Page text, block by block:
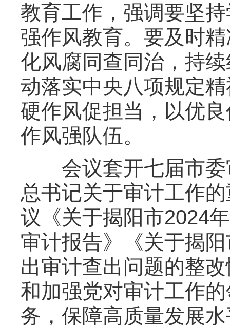
教育工作，强调要坚
强作风教育。要及时
化风腐同查同治，持
动落实中央八项规定
硬作风促担当，以优
作风强队伍。
会议套开七届市委
总书记关于审计工作
议《关于揭阳市2024
审计报告》《关于揭
出审计查出问题的整
和加强党对审计工作
务，保障高质量发展